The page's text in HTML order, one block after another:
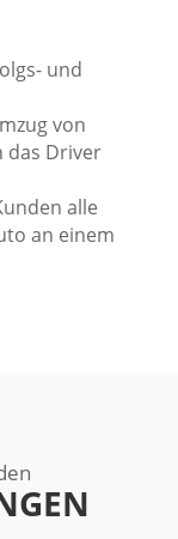
und
von
das Driver
alle
an einem